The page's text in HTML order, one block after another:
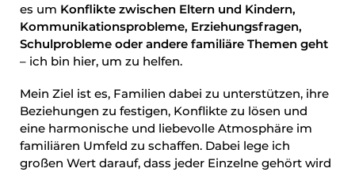
es um Konflikte zwischen Eltern und Kindern,
Kommunikationsprobleme, Erziehungsfragen,
Schulprobleme oder andere familiäre Themen geht
– ich bin hier, um zu helfen.
Mein Ziel ist es, Familien dabei zu unterstützen, ihre
Beziehungen zu festigen, Konflikte zu lösen und
eine harmonische und liebevolle Atmosphäre im
familiären Umfeld zu schaffen. Dabei lege ich
großen Wert darauf, dass jeder Einzelne gehört wird